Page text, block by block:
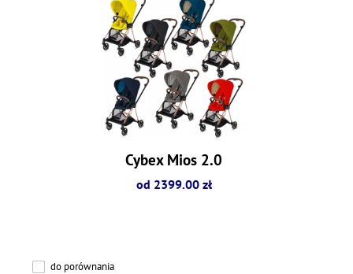
Cybex Mios 2.0
od 2399.00 zł
do porównania